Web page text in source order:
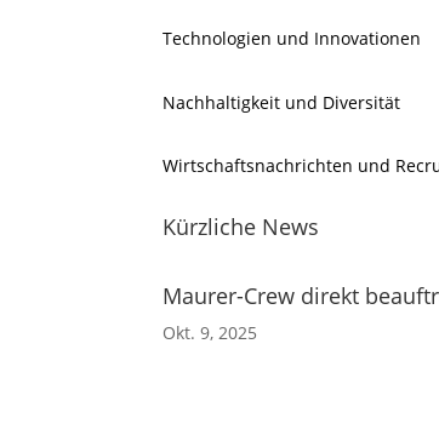
Technologien und Innovationen
Nachhaltigkeit und Diversität
Wirtschaftsnachrichten und
Kürzliche News
Maurer-Crew direkt
Okt. 9, 2025